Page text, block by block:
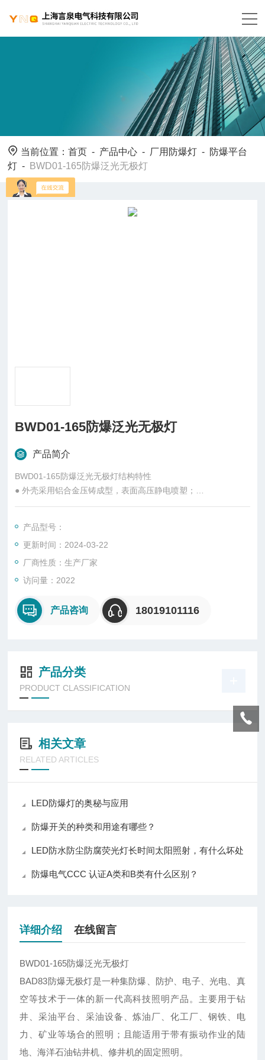
当前位置：首页 - 产品中心 - 厂用防爆灯 - 防爆平台
灯 - BWD01-165防爆泛光无极灯
BWD01-165防爆泛光无极灯
产品简介
BWD01-165防爆泛光无极灯结构特性
● 外壳采用铝合金压铸成型，表面高压静电喷塑；
● 钢化玻璃透明罩，棱晶防眩光设计；
● 螺纹隔爆及止口隔爆结构，防爆性能可靠；
● 高防护的结构设计，采用耐高温、耐老化的硅橡胶密封圈；
产品型号：
更新时间：2024-03-22
厂商性质：生产厂家
访问量：2022
产品咨询 18019101116
产品分类
PRODUCT CLASSIFICATION
相关文章
RELATED ARTICLES
LED防爆灯的奥秘与应用
防爆开关的种类和用途有哪些？
LED防水防尘防腐荧光灯长时间太阳照射，有什么坏处
防爆电气CCC 认证A类和B类有什么区别？
详细介绍 在线留言
BWD01-165防爆泛光无极灯
BAD83防爆无极灯是一种集防爆、防护、电子、光电、真
空等技术于一体的新一代高科技照明产品。主要用于钻
井、采油平台、采油设备、炼油厂、化工厂、钢铁、电
力、矿业等场合的照明；且能适用于带有振动作业的陆
地、海洋石油钻井机、修井机的固定照明。